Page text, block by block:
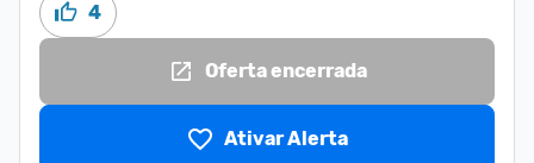
4
Oferta encerrada
Ativar Alerta